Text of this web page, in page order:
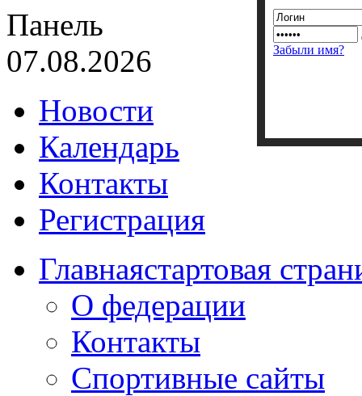
Забыли имя?
Панель
07.08.2026
Новости
Календарь
Контакты
Регистрация
Главнаястартовая
О федерации
Контакты
Спортивные сайты